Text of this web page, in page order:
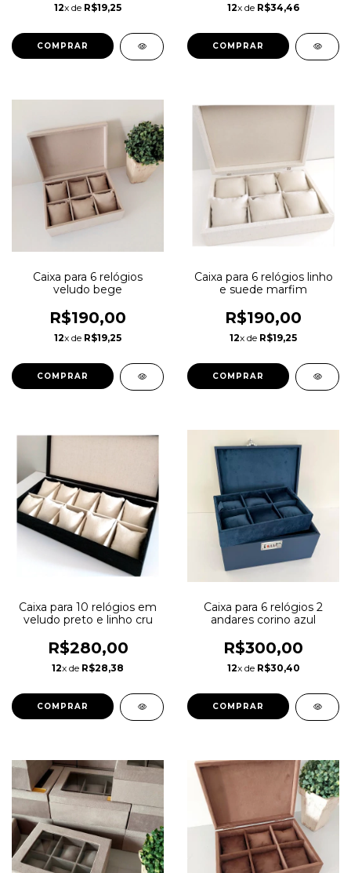
12x de R$19,25
COMPRAR
12x de R$34,46
COMPRAR
Caixa para 6 relógios
veludo bege
R$190,00
12x de R$19,25
COMPRAR
Caixa para 6 relógios linho
e suede marfim
R$190,00
12x de R$19,25
COMPRAR
Caixa para 10 relógios em
veludo preto e linho cru
R$280,00
12x de R$28,38
COMPRAR
Caixa para 6 relógios 2
andares corino azul
R$300,00
12x de R$30,40
COMPRAR